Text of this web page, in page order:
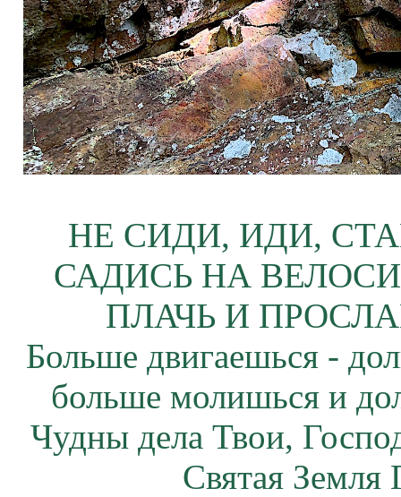
НЕ СИДИ, ИДИ,
САДИСЬ НА
ПЛАЧЬ И
Больше двигаешься -
больше молишься и
Чудны дела Твои,
Святая